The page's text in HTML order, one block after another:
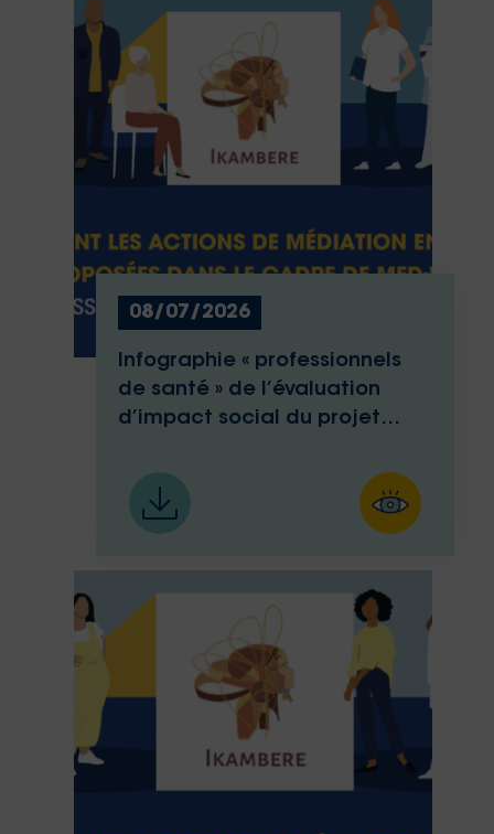
Filter by
Filter by
Filter by
Filter by
Filter by
Filter by
Filter by
Filter by
08/07/2026
Infographie « professionnels
de santé » de l’évaluation
d’impact social du projet